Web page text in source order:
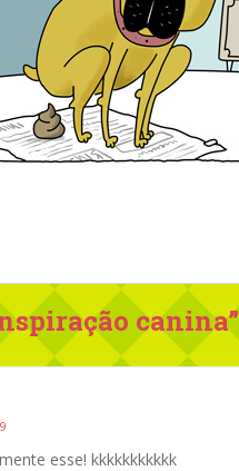
canina”
esse! kkkkkkkkkkk